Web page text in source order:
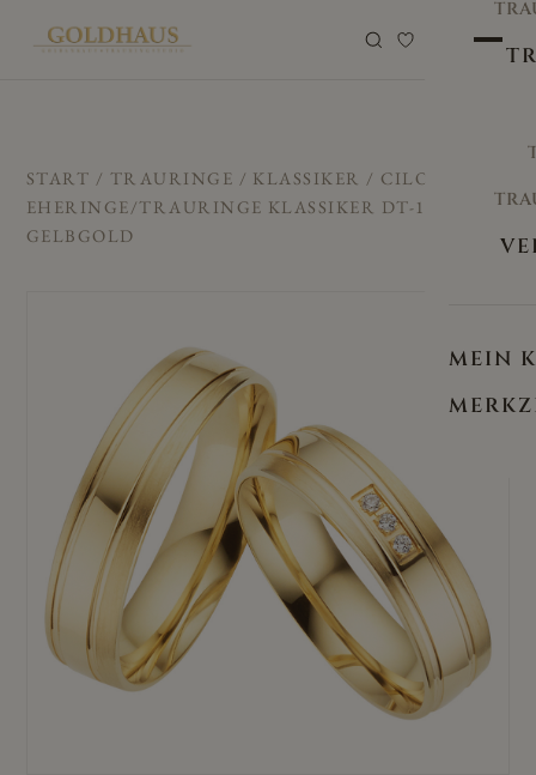
MEIN
START / TRAURINGE / KLASSIKER / CILOR
EHERINGE/TRAURINGE KLASSIKER DT-16
GELBGOLD